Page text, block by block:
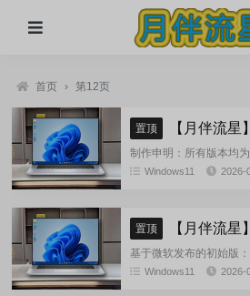
首页 › 第12页
置顶 【月伴流星】
制作申明：所有版本均
压缩和Windows11 2026-
置顶 【月伴流星】Win11
基于微软发布的初始版
Windows11 2026-